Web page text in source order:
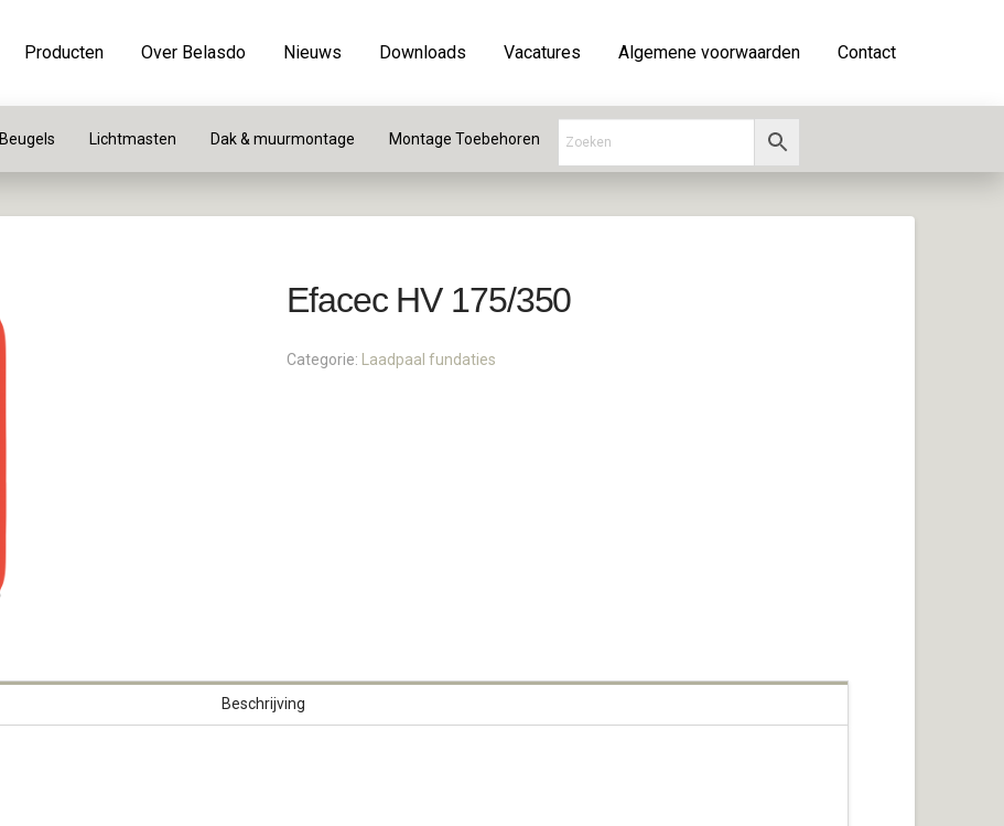
Producten Over Belasdo Nieuws Downloads Vacatures Algemene voorwaarden Contact
Beugels Lichtmasten Dak & muurmontage Montage Toebehoren
Efacec HV 175/350
Categorie: Laadpaal fundaties
Beschrijving